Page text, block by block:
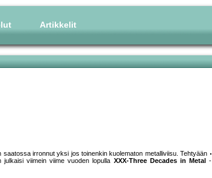
Artikkelit
irronnut yksi jos toinenkin kuolematon metalliviisu. Tehtyään
julkaisi viimein viime vuoden lopulla XXX-Three Decades in Metal -